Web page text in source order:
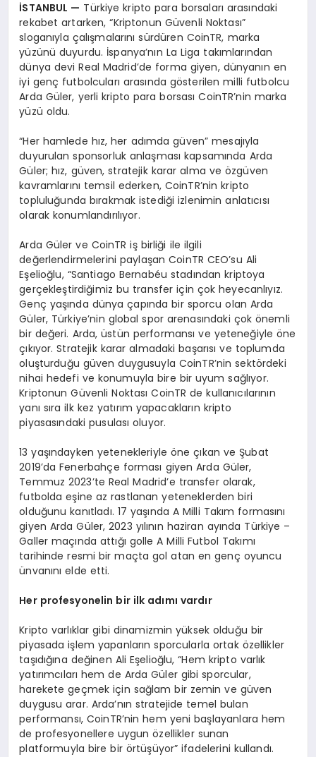
İSTANBUL — Türkiye kripto para borsaları arasındaki
rekabet artarken, “Kriptonun Güvenli Noktası”
sloganıyla çalışmalarını sürdüren CoinTR, marka
yüzünü duyurdu. İspanya’nın La Liga takımlarından
dünya devi Real Madrid’de forma giyen, dünyanın en
iyi genç futbolcuları arasında gösterilen milli futbolcu
Arda Güler, yerli kripto para borsası CoinTR’nin marka
yüzü oldu.
“Her hamlede hız, her adımda güven” mesajıyla
duyurulan sponsorluk anlaşması kapsamında Arda
Güler; hız, güven, stratejik karar alma ve özgüven
kavramlarını temsil ederken, CoinTR’nin kripto
topluluğunda bırakmak istediği izlenimin anlatıcısı
olarak konumlandırılıyor.
Arda Güler ve CoinTR iş birliği ile ilgili
değerlendirmelerini paylaşan CoinTR CEO’su Ali
Eşelioğlu, “Santiago Bernabéu stadından kriptoya
gerçekleştirdiğimiz bu transfer için çok heyecanlıyız.
Genç yaşında dünya çapında bir sporcu olan Arda
Güler, Türkiye’nin global spor arenasındaki çok önemli
bir değeri. Arda, üstün performansı ve yeteneğiyle öne
çıkıyor. Stratejik karar almadaki başarısı ve toplumda
oluşturduğu güven duygusuyla CoinTR’nin sektördeki
nihai hedefi ve konumuyla bire bir uyum sağlıyor.
Kriptonun Güvenli Noktası CoinTR de kullanıcılarının
yanı sıra ilk kez yatırım yapacakların kripto
piyasasındaki pusulası oluyor.
13 yaşındayken yetenekleriyle öne çıkan ve Şubat
2019’da Fenerbahçe forması giyen Arda Güler,
Temmuz 2023’te Real Madrid’e transfer olarak,
futbolda eşine az rastlanan yeteneklerden biri
olduğunu kanıtladı. 17 yaşında A Milli Takım formasını
giyen Arda Güler, 2023 yılının haziran ayında Türkiye –
Galler maçında attığı golle A Milli Futbol Takımı
tarihinde resmi bir maçta gol atan en genç oyuncu
ünvanını elde etti.
Her profesyonelin bir ilk adımı vardır
Kripto varlıklar gibi dinamizmin yüksek olduğu bir
piyasada işlem yapanların sporcularla ortak özellikler
taşıdığına değinen Ali Eşelioğlu, “Hem kripto varlık
yatırımcıları hem de Arda Güler gibi sporcular,
harekete geçmek için sağlam bir zemin ve güven
duygusu arar. Arda’nın stratejide temel bulan
performansı, CoinTR’nin hem yeni başlayanlara hem
de profesyonellere uygun özellikler sunan
platformuyla bire bir örtüşüyor” ifadelerini kullandı.